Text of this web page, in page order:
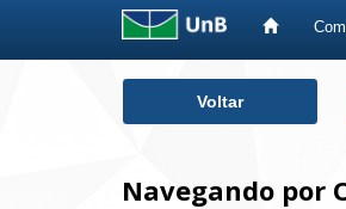
Voltar
Navegando por